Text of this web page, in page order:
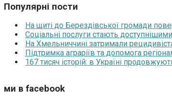
Популярні пости
На щиті до Берездівської громади
Соціальні послуги стають
На Хмельниччині затримали
Підтримка аграріїв та допомога
167 тисяч історій: в Україні
ми в facebook